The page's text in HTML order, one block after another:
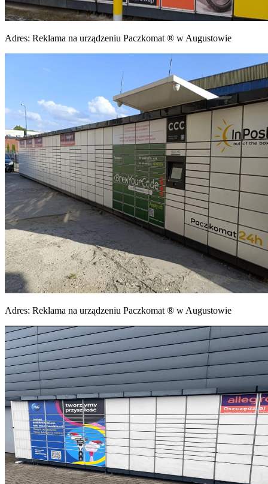
Adres: Reklama na urządzeniu Paczkomat ® w Augustowie
Adres: Reklama na urządzeniu Paczkomat ® w Augustowie